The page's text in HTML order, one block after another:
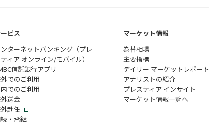
ビス
ターネットバンキング（プレ
ィア オンライン/モバイル）
信託銀行アプリ
でのご利用
でのご利用
送金
赴任
・承継
マーケット情報
為替相場
主要指標
デイリー マーケットレポート
アナリストの紹介
プレスティア インサイト
マーケット情報一覧へ